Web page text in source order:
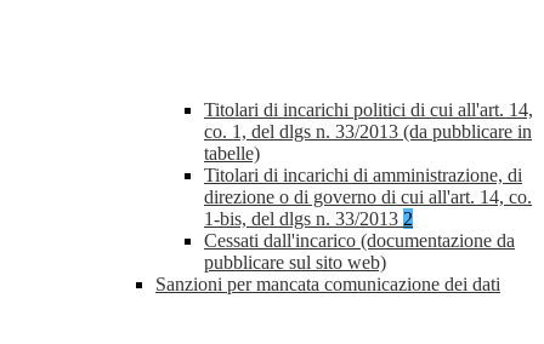
Titolari di incarichi politici di cui all'art. 14,
co. 1, del dlgs n. 33/2013 (da pubblicare in
tabelle)
Titolari di incarichi di amministrazione, di
direzione o di governo di cui all'art. 14, co.
1-bis, del dlgs n. 33/2013 2
Cessati dall'incarico (documentazione da
pubblicare sul sito web)
Sanzioni per mancata comunicazione dei dati